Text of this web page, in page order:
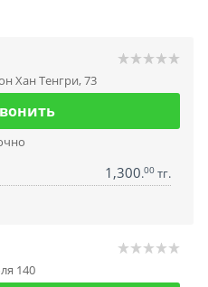
Хан Тенгри, 73
1,300.00 тг.
140